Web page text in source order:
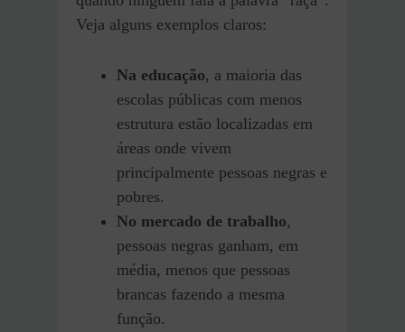
Veja alguns exemplos claros:
Na educação, a maioria das
escolas públicas com menos
estrutura estão localizadas em
áreas onde vivem
principalmente pessoas negras e
pobres.
No mercado de trabalho,
pessoas negras ganham, em
média, menos que pessoas
brancas fazendo a mesma
função.